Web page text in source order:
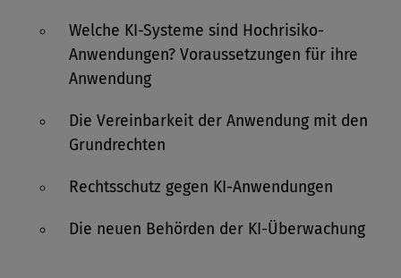
Welche KI-Systeme sind Hochrisiko-
Anwendungen? Voraussetzungen für ihre
Anwendung
Die Vereinbarkeit der Anwendung mit den
Grundrechten
Rechtsschutz gegen KI-Anwendungen
Die neuen Behörden der KI-Überwachung